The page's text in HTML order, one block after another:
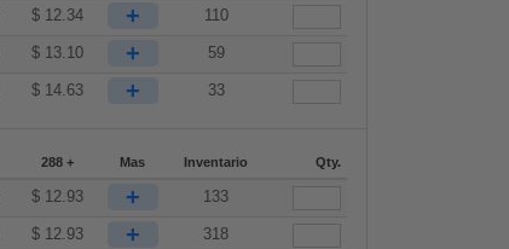
$ 12.34 + 110
$ 13.10 + 59
$ 14.63 + 33
288 + Mas Inventario Qty.
$ 12.93 + 133
$ 12.93 + 318